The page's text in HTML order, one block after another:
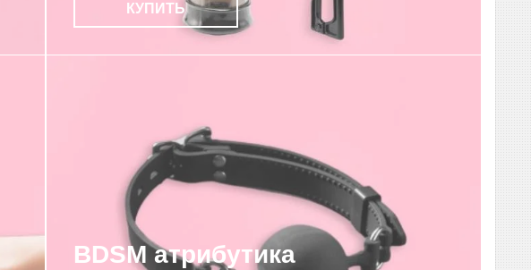
КУПИТЬ
BDSM атрибутика